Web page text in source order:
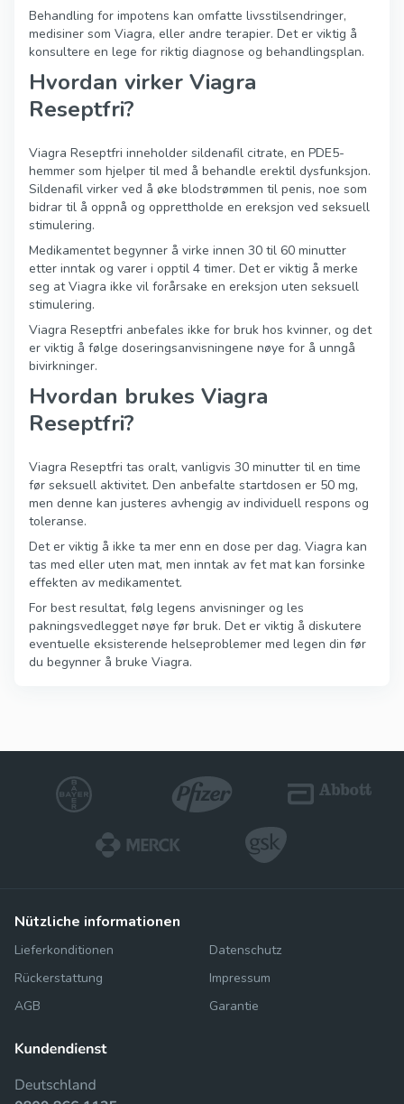
Behandling for impotens kan omfatte livsstilsendringer,
medisiner som Viagra, eller andre terapier. Det er viktig å
konsultere en lege for riktig diagnose og behandlingsplan.
Hvordan virker Viagra
Reseptfri?
Viagra Reseptfri inneholder sildenafil citrate, en PDE5-
hemmer som hjelper til med å behandle erektil dysfunksjon.
Sildenafil virker ved å øke blodstrømmen til penis, noe som
bidrar til å oppnå og opprettholde en ereksjon ved seksuell
stimulering.
Medikamentet begynner å virke innen 30 til 60 minutter
etter inntak og varer i opptil 4 timer. Det er viktig å merke
seg at Viagra ikke vil forårsake en ereksjon uten seksuell
stimulering.
Viagra Reseptfri anbefales ikke for bruk hos kvinner, og det
er viktig å følge doseringsanvisningene nøye for å unngå
bivirkninger.
Hvordan brukes Viagra
Reseptfri?
Viagra Reseptfri tas oralt, vanligvis 30 minutter til en time
før seksuell aktivitet. Den anbefalte startdosen er 50 mg,
men denne kan justeres avhengig av individuell respons og
toleranse.
Det er viktig å ikke ta mer enn en dose per dag. Viagra kan
tas med eller uten mat, men inntak av fet mat kan forsinke
effekten av medikamentet.
For best resultat, følg legens anvisninger og les
pakningsvedlegget nøye før bruk. Det er viktig å diskutere
eventuelle eksisterende helseproblemer med legen din før
du begynner å bruke Viagra.
nützliche informationen
Lieferkonditionen
Rückerstattung
AGB
Datenschutz
Impressum
Garantie